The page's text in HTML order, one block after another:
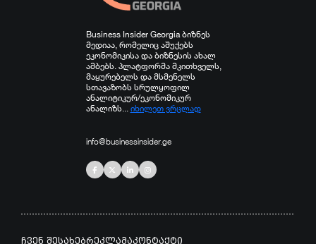
Business Insider Georgia ბიზნეს
მედიაა, რომელიც აშუქებს
ეკონომიკისა და ბიზნესის ახალ
ამბებს. პლატფორმა მკითხველს,
მაყურებელს და მსმენელს
სთავაზობს სრულყოფილ
ანალიტიკურ/ეკონომიკურ
ანალიზს... იხილეთ ვრცლად
info@businessinsider.ge
ჩვენ შესახებრეკლამაკონტაქტი